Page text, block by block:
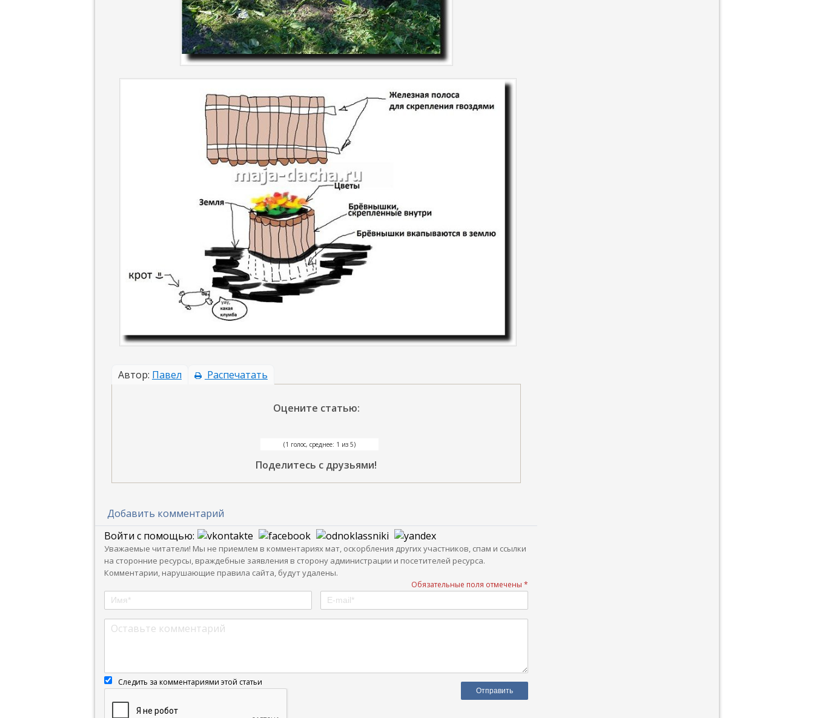
Автор: Павел Распечатать
Оцените статью:
(1 голос, среднее: 1 из 5)
Поделитесь с друзьями!
Добавить комментарий
Войти с помощью:
Уважаемые читатели! Мы не приемлем в комментариях мат, оскорбления других участников, спам и ссылки
на сторонние ресурсы, враждебные заявления в сторону администрации и посетителей ресурса.
Комментарии, нарушающие правила сайта, будут удалены.
Обязательные поля отмечены *
Следить за комментариями этой статьи